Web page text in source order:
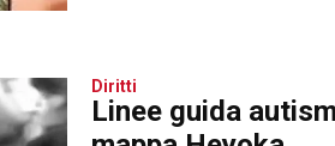
Diritti
Linee guida